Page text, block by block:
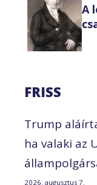
A
FRISS
Trump
ha valaki az
2026. augusztus 7.